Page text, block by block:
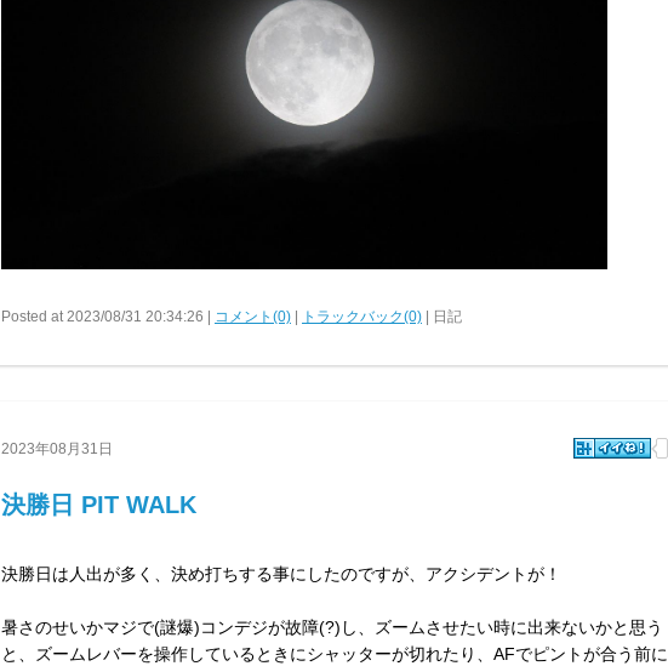
Posted at 2023/08/31 20:34:26 | コメント(0) トラックバック(0) | 日記
2023年08月31日
決勝日 PIT WALK
決勝日は人出が多く、決め打ちする事にしたのですが、アクシデントが！
暑さのせいかマジで(謎爆)コンデジが故障(?)し、ズームさせたい時に出来ないかと思う
と、ズームレバーを操作しているときにシャッターが切れたり、AFでピントが合う前に